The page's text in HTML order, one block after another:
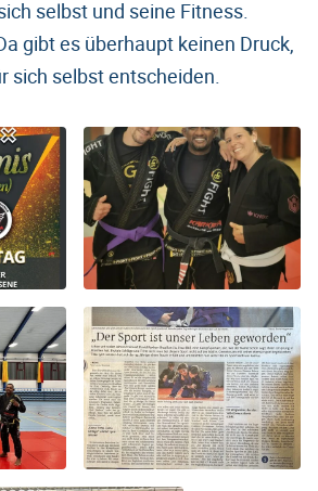
selbst und seine Fitness.
gibt es überhaupt keinen Druck,
sich selbst entscheiden.